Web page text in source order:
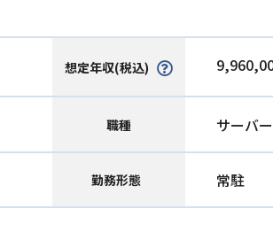
想定年収(税込)
職種 サーバ
勤務形態 常駐